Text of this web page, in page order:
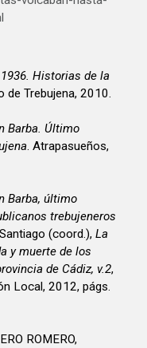
Historias de la
de Trebujena, 2010.
Barba. Último
. Atrapasueños,
Barba, último
trebujeneros
(coord.), La
y muerte de los
de Cádiz, v.2,
Local, 2012, págs.
ROMERO,